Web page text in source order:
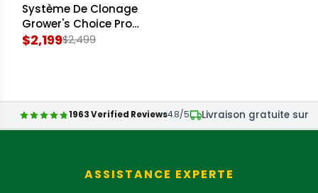
SALE
Système De Clonage
Grower's Choice Pro
Pod
R
U
L
A
$2,199$2,499
1963 Verified Reviews4.8/5 Livraison gratuite sur
ASSISTANCE EXPERTE